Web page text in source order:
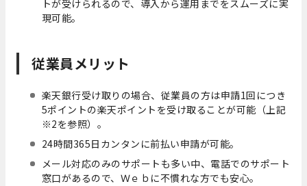
トが受けられるので、導入から運用までをスムーズに実
現可能。
従業員メリット
楽天銀行受け取りの場合、従業員の方は申請1回につき
5ポイントの楽天ポイントを受け取ることが可能（上記
※2を参照）。
24時間365日カンタンに前払い申請が可能。
メール対応のみのサポートも多い中、電話でのサポート
窓口があるので、Ｗｅｂに不慣れな方でも安心。